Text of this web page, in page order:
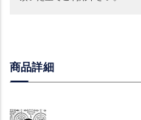
商品詳細